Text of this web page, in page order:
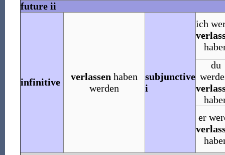
future ii
infinitive verlassen haben
werden
subjunctive
i
ich
du
er